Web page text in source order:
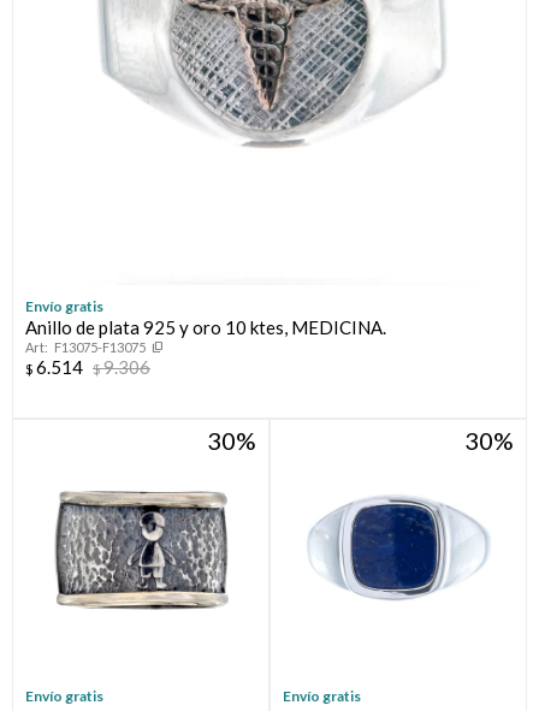
Envío gratis
Anillo de plata 925 y oro 10 ktes, MEDICINA.
F13075-F13075
$ 6.514 $9.306
30
Envío gratis
30
Envío gratis